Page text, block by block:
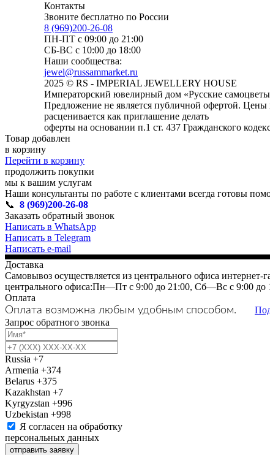
Контакты
Звоните бесплатно по России
8 (969)200-26-08
ПН-ПТ с 09:00 до 21:00
СБ-ВС с 10:00 до 18:00
Наши сообщества:
jewel@russammarket.ru
2025 © RS - IMPERIAL JEWELLERY HOUSE
Императорский ювелирный дом «Русские
Предложение не является публичной офертой. Цены
расценивается как приглашение делать
оферты на основании п.1 ст. 437 Гражданского
Товар добавлен
в корзину
Перейти в корзину
продолжить покупки
мы к вашим услугам
Наши консультанты по работе с клиентами всегда готовы
📞 8 (969)200-26-08
Заказать обратный звонок
Написать в WhatsApp
Написать в Telegram
Написать e-mail
Доставка
Самовывоз осуществляется из центрального офиса
центрального офиса:Пн—Пт с 9:00 до 21:00, Сб—Вс с 9:00 до
Оплата
Оплата возможна любым удобным способом.
Запрос обратного звонка
Russia +7
Armenia +374
Belarus +375
Kazakhstan +7
Kyrgyzstan +996
Uzbekistan +998
Я согласен на обработку
персональных данных
отправить заявку